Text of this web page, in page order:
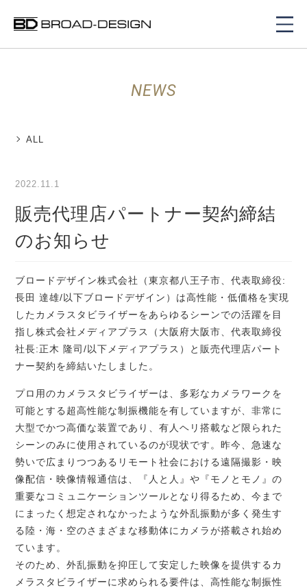
NEWS
ALL
2022.11.1
販売代理店パートナー契約締結
のお知らせ
ブロードデザイン株式会社（東京都八王子市、代表取締役:
長田 達雄/以下ブロードデザイン）は高性能・低価格を実現
したカメラスタビライザーをあらゆるシーンでの活躍を目
指し株式会社メディアプラス（大阪府大阪市、代表取締役
社長:正木 隆司/以下メディアプラス）と販売代理店パート
ナー契約を締結いたしました。
プロ用のカメラスタビライザーは、多彩なカメラワークを
可能とする超高性能な制振機能を有していますが、非常に
大型でかつ高価な装置であり、有人ヘリ搭載など限られた
シーンのみに使用されているのが現状です。昨今、急速な
勢いで広まりつつあるリモート社会における遠隔撮影・映
像配信・映像情報通信は、『人と人』や『モノとモノ』の
重要なコミュニケーションツールとなり得るため、今まで
にまったく想定されなかったような外乱振動が多く発生す
る陸・海・空のさまざまな移動体にカメラが搭載され始め
ています。
そのため、外乱振動を抑圧して安定した映像を提供するカ
メラスタビライザーに求められる要件は、高性能な制振性